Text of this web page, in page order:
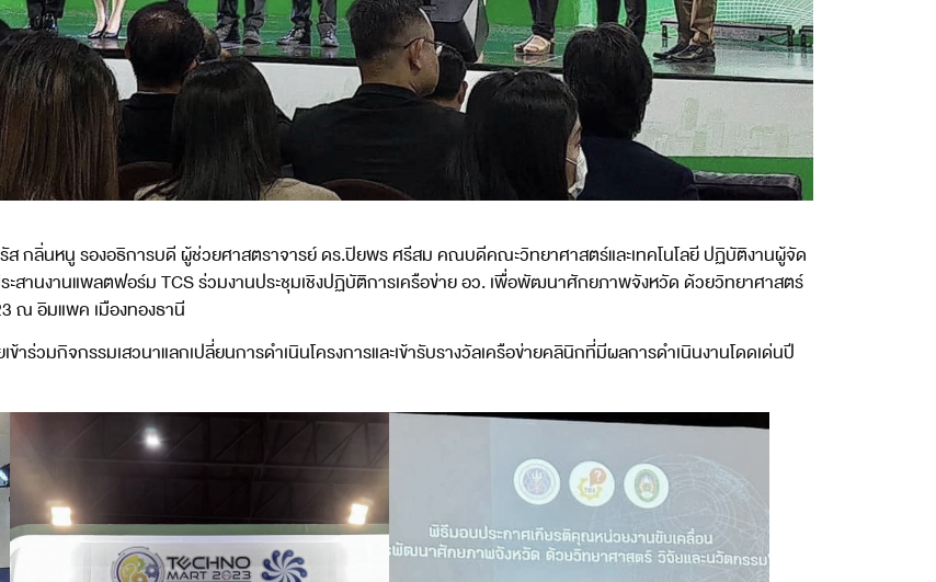
กลิ่นหนู รองอธิการบดี ผู้ช่วยศาสตราจารย์ ดร.ปิยพร ศรีสม คณบดีคณะวิทยาศาสตร์และเทคโนโลยี ปฏิบัติงานผู้จัด
สานงานแพลตฟอร์ม TCS ร่วมงานประชุมเชิงปฏิบัติการเครือข่าย อว. เพื่อพัฒนาศักยภาพจังหวัด ด้วยวิทยาศาสตร์
ณ อิมแพค เมืองทองธานี
าร่วมกิจกรรมเสวนาแลกเปลี่ยนการดำเนินโครงการและเข้ารับรางวัลเครือข่ายคลินิกที่มีผลการดำเนินงานโดดเด่นปี